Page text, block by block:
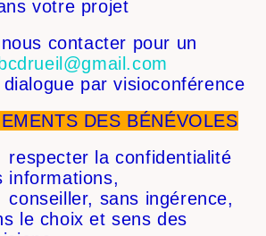
votre projet
contacter pour un
par visioconférence
DES BÉNÉVOLES
la confidentialité
informations,
sans ingérence,
le choix et sens des